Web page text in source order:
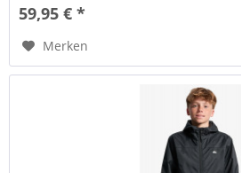
59,95 € *
Merken